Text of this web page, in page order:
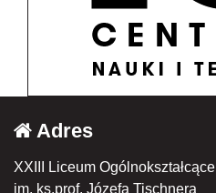
Adres
XXIII Liceum Ogólnokształcące
im. ks.prof. Józefa Tischnera